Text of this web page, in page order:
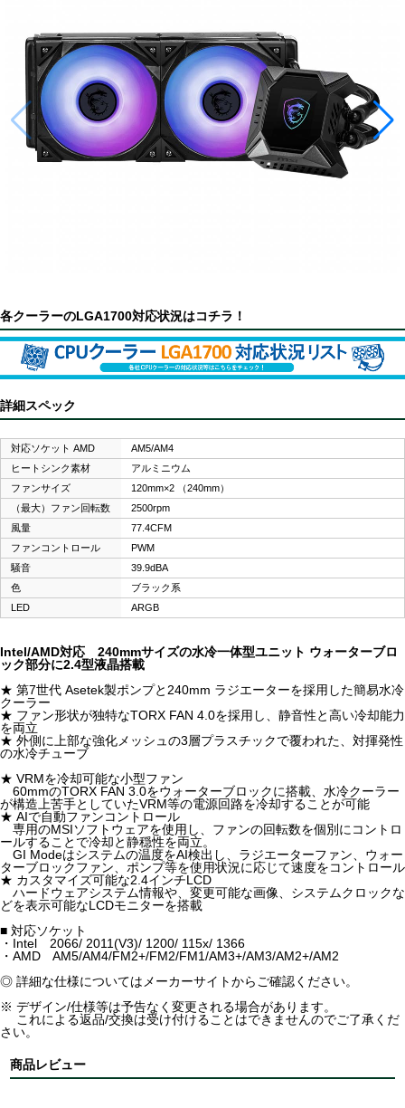
各クーラーのLGA1700対応状況はコチラ！
詳細スペック
対応ソケット AMD
AM5/AM4
ヒートシンク素材
アルミニウム
ファンサイズ
120mm×2 （240mm）
（最大）ファン回転数
2500rpm
風量
77.4CFM
ファンコントロール
PWM
騒音
39.9dBA
色
ブラック系
LED
ARGB
Intel/AMD対応 240mmサイズの水冷一体型ユニット ウォーターブロ
ック部分に2.4型液晶搭載
★ 第7世代 Asetek製ポンプと240mm ラジエーターを採用した簡易水冷
クーラー
★ ファン形状が独特なTORX FAN 4.0を採用し、静音性と高い冷却能力
を両立
★ 外側に上部な強化メッシュの3層プラスチックで覆われた、対揮発性
の水冷チューブ
★ VRMを冷却可能な小型ファン
60mmのTORX FAN 3.0をウォーターブロックに搭載、水冷クーラー
が構造上苦手としていたVRM等の電源回路を冷却することが可能
★ AIで自動ファンコントロール
専用のMSIソフトウェアを使用し、ファンの回転数を個別にコントロ
ールすることで冷却と静穏性を両立。
GI Modeはシステムの温度をAI検出し、ラジエーターファン、ウォー
ターブロックファン、ポンプ等を使用状況に応じて速度をコントロール
★ カスタマイズ可能な2.4インチLCD
ハードウェアシステム情報や、変更可能な画像、システムクロックな
どを表示可能なLCDモニターを搭載
■ 対応ソケット
・Intel 2066/ 2011(V3)/ 1200/ 115x/ 1366
・AMD AM5/AM4/FM2+/FM2/FM1/AM3+/AM3/AM2+/AM2
◎ 詳細な仕様についてはメーカーサイトからご確認ください。
※ デザイン/仕様等は予告なく変更される場合があります。
これによる返品/交換は受け付けることはできませんのでご了承くだ
さい。
商品レビュー